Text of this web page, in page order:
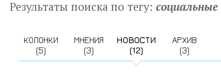
Результаты поиска по тегу:
КОЛОНКИ
(5)
МНЕНИЯ
(3)
НОВОСТИ
(12)
АРХИВ
(3)